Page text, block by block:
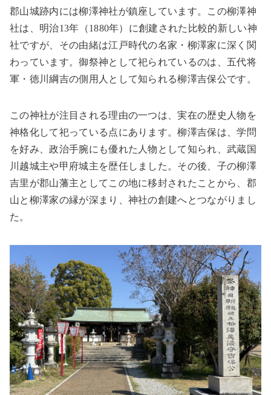
郡山城跡内には柳澤神社が鎮座しています。この柳澤神
社は、明治13年（1880年）に創建された比較的新しい神
社ですが、その由緒は江戸時代の名家・柳澤家に深く関
わっています。御祭神として祀られているのは、五代将
軍・徳川綱吉の側用人として知られる柳澤吉保公です。
この神社が注目される理由の一つは、実在の歴史人物を
神格化して祀っている点にあります。柳澤吉保は、学問
を好み、政治手腕にも優れた人物として知られ、武蔵国
川越城主や甲府城主を歴任しました。その後、子の柳澤
吉里が郡山藩主としてこの地に移封されたことから、郡
山と柳澤家の縁が深まり、神社の創建へとつながりまし
た。